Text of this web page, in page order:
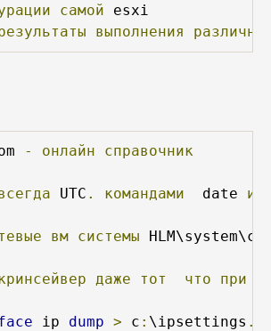
самой
выполнения
- онлайн справочник
UTC . командами
  date
и
вм системы
даже тот что при
ip dump > c : \ipsettings .